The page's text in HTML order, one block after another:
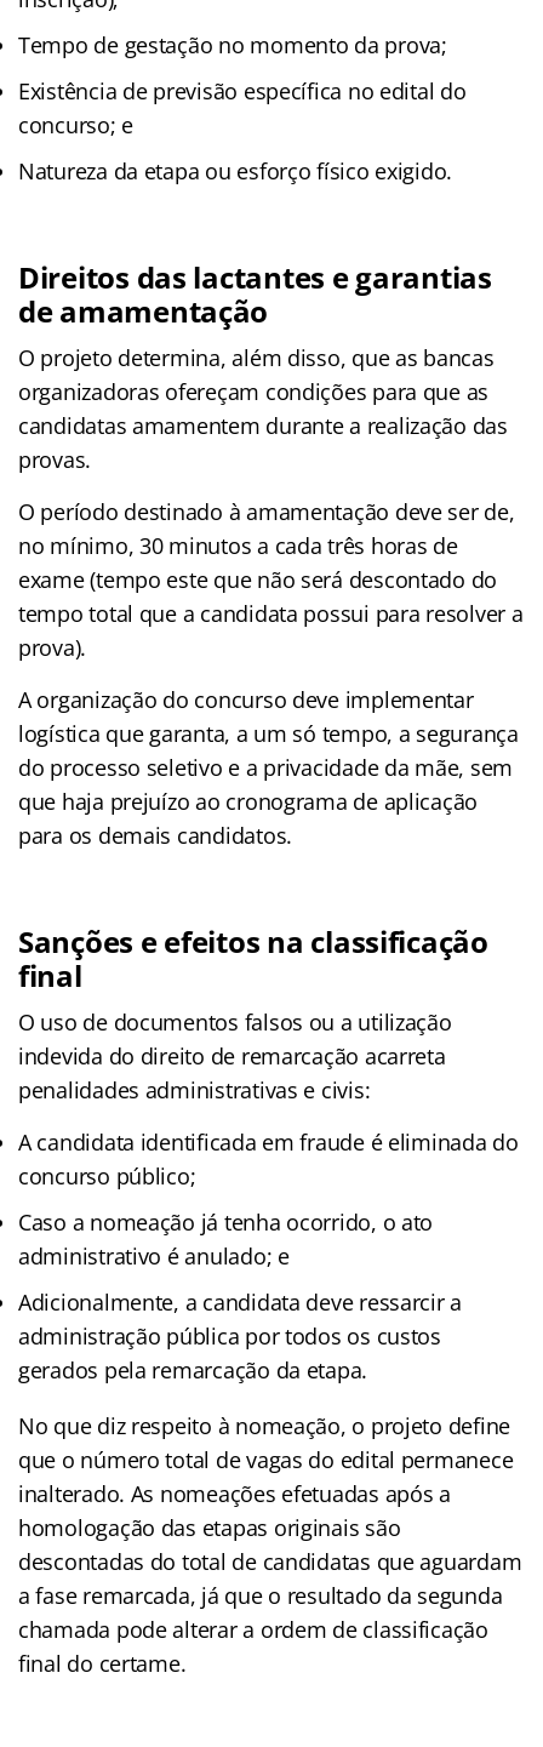
Tempo de gestação no momento da prova;
Existência de previsão específica no edital do
concurso; e
Natureza da etapa ou esforço físico exigido.
Direitos das lactantes e garantias
de amamentação
O projeto determina, além disso, que as bancas
organizadoras ofereçam condições para que as
candidatas amamentem durante a realização das
provas.
O período destinado à amamentação deve ser de,
no mínimo, 30 minutos a cada três horas de
exame (tempo este que não será descontado do
tempo total que a candidata possui para resolver a
prova).
A organização do concurso deve implementar
logística que garanta, a um só tempo, a segurança
do processo seletivo e a privacidade da mãe, sem
que haja prejuízo ao cronograma de aplicação
para os demais candidatos.
Sanções e efeitos na classificação
final
O uso de documentos falsos ou a utilização
indevida do direito de remarcação acarreta
penalidades administrativas e civis:
A candidata identificada em fraude é eliminada do
concurso público;
Caso a nomeação já tenha ocorrido, o ato
administrativo é anulado; e
Adicionalmente, a candidata deve ressarcir a
administração pública por todos os custos
gerados pela remarcação da etapa.
No que diz respeito à nomeação, o projeto define
que o número total de vagas do edital permanece
inalterado. As nomeações efetuadas após a
homologação das etapas originais são
descontadas do total de candidatas que aguardam
a fase remarcada, já que o resultado da segunda
chamada pode alterar a ordem de classificação
final do certame.